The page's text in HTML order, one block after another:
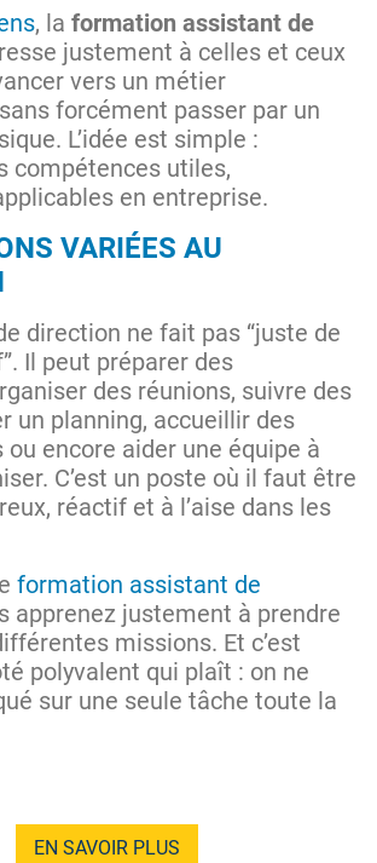
, la formation assistant de
justement à celles et ceux
vers un métier
forcément passer par un
L’idée est simple :
compétences utiles,
en entreprise.
VARIÉES AU
direction ne fait pas “juste de
Il peut préparer des
des réunions, suivre des
un planning, accueillir des
encore aider une équipe à
C’est un poste où il faut être
réactif et à l’aise dans les
formation assistant de
apprenez justement à prendre
missions. Et c’est
polyvalent qui plaît : on ne
sur une seule tâche toute la
EN SAVOIR PLUS